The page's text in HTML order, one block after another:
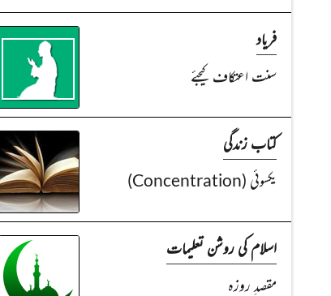
فریاد
سنت اعتکاف کیجئے
کتاب زندگی
یکسوئی (Concentration)
اسلام کی روشن تعلیمات
مقصدِ روزہ